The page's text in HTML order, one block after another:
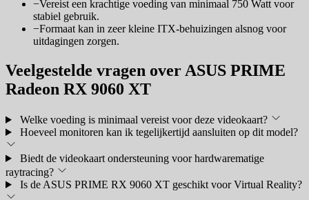
−Vereist een krachtige voeding van minimaal 750 Watt voor
stabiel gebruik.
−Formaat kan in zeer kleine ITX-behuizingen alsnog voor
uitdagingen zorgen.
Veelgestelde vragen over ASUS PRIME
Radeon RX 9060 XT
Welke voeding is minimaal vereist voor deze videokaart?
Hoeveel monitoren kan ik tegelijkertijd aansluiten op dit model?
Biedt de videokaart ondersteuning voor hardwarematige
raytracing?
Is de ASUS PRIME RX 9060 XT geschikt voor Virtual Reality?